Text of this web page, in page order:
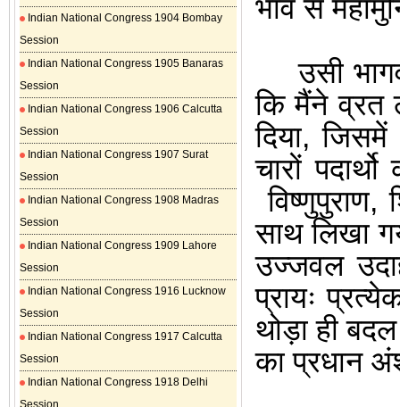
Indian National Congress 1904 Bombay
Session
Indian National Congress 1905 Banaras
Session
Indian National Congress 1906 Calcutta
Session
Indian National Congress 1907 Surat
Session
Indian National Congress 1908 Madras
Session
Indian National Congress 1909 Lahore
Session
Indian National Congress 1916 Lucknow
Session
Indian National Congress 1917 Calcutta
Session
Indian National Congress 1918 Delhi
Session
भाव से
उसी
कि मैंने व्रत
दिया,
चारों
विष्णुपुराण,
साथ लिखा
उज्जवल
प्रायः
थोड़ा ही
का प्रधान